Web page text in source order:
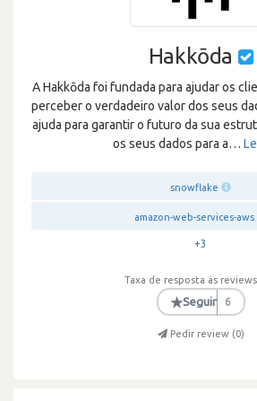
Hakkōda
A Hakkōda foi fundada para ajudar os
perceber o verdadeiro valor dos seus
ajuda para garantir o futuro da sua
os seus dados para a…
snowflake
amazon-web-services-aws
+3
Taxa de resposta às
★Seguir 6
Pedir review (0)